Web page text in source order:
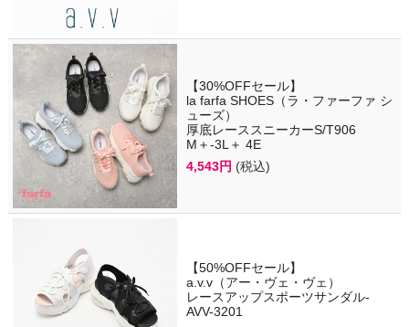
【30%OFFセール】
la farfa SHOES（ラ・ファーファ シ
ューズ）
厚底レーススニーカーS/T906
M＋-3L＋ 4E
4,543円 (税込)
【50%OFFセール】
a.v.v（アー・ヴェ・ヴェ）
レースアップスポーツサンダル-
AVV-3201